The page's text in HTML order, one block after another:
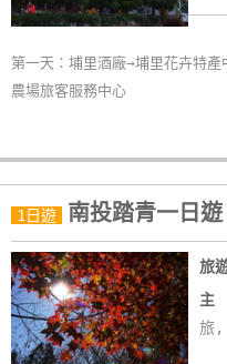
卡
房
據
合
作
提
案
第一天：埔里酒廠→埔里花卉特
農場旅客服務中心
1日遊 南投踏青一日遊
旅
主
旅,